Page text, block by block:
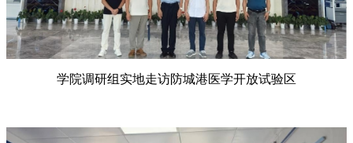
学院调研组实地走访防城港医学开放试验区